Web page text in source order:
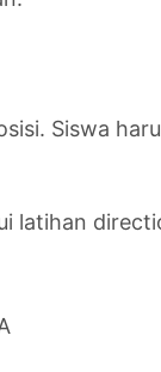
Siswa
latihan